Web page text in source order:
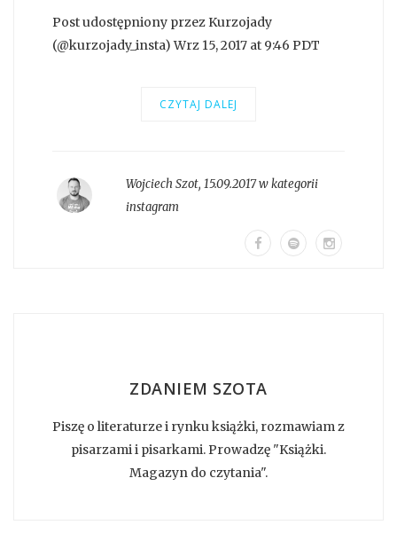
Post udostępniony przez Kurzojady
(@kurzojady_insta) Wrz 15, 2017 at 9:46 PDT
CZYTAJ DALEJ
Wojciech Szot, 15.09.2017 w kategorii
instagram
ZDANIEM SZOTA
Piszę o literaturze i rynku książki, rozmawiam z
pisarzami i pisarkami. Prowadzę "Książki.
Magazyn do czytania".